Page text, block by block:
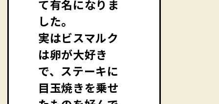
て有名になりま
した。
実はビスマルク
は卵が大好き
で、ステーキに
目玉焼きを乗せ